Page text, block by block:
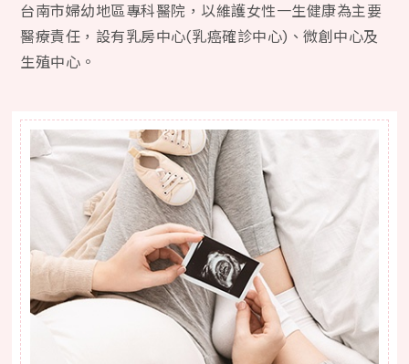
台南市婦幼地區專科醫院，以維護女性一生健康為主要
醫療責任，設有乳房中心(乳癌確診中心)、微創中心及
生殖中心。